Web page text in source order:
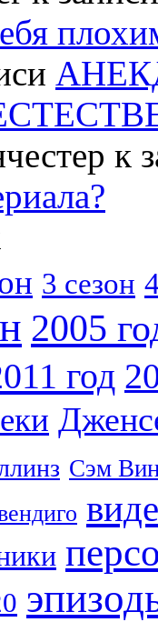
к
3 сезон
2005
год
Сэм